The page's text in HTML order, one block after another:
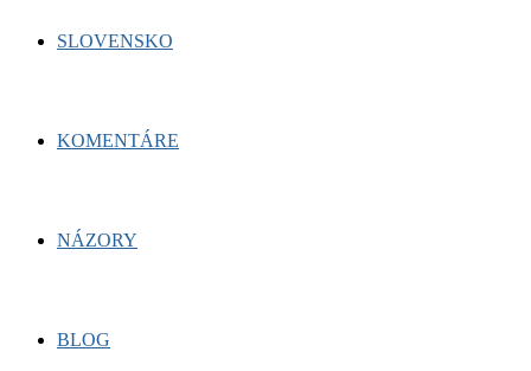
SLOVENSKO
KOMENTÁRE
NÁZORY
BLOG